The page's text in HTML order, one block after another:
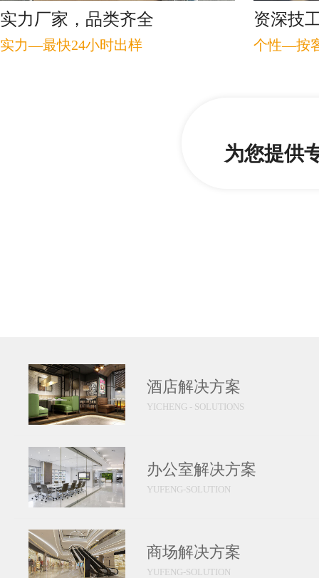
实力厂家，品类齐全
实力—最快24小时出样
资深技
个性—按
为您提供
酒店解决方案
YICHENG - SOLUTIONS
办公室解决方案
YUFENG-SOLUTION
商场解决方案
YUFENG-SOLUTION